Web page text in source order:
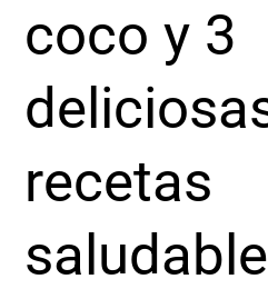
coco y 3
recetas